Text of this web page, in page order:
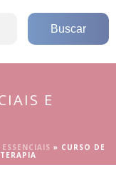
E
» CURSO DE